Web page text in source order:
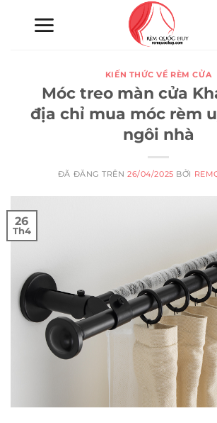
KIẾN THỨC VỀ RÈM CỬA
Móc treo màn cửa
địa chỉ mua móc rèm
ngôi nhà
ĐÃ ĐĂNG TRÊN26/04/2025 BỞI
26
Th4